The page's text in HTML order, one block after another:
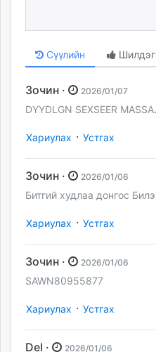
Сүүлийн Шилдэг
Зочин · 2026/01/07
DYYDLGN SEXSEER
Хариулах · Устгах
Зочин · 2026/01/06
Битгий худлаа донгос
Хариулах · Устгах
Зочин · 2026/01/06
SAWN80955877
Хариулах · Устгах
Del · 2026/01/06